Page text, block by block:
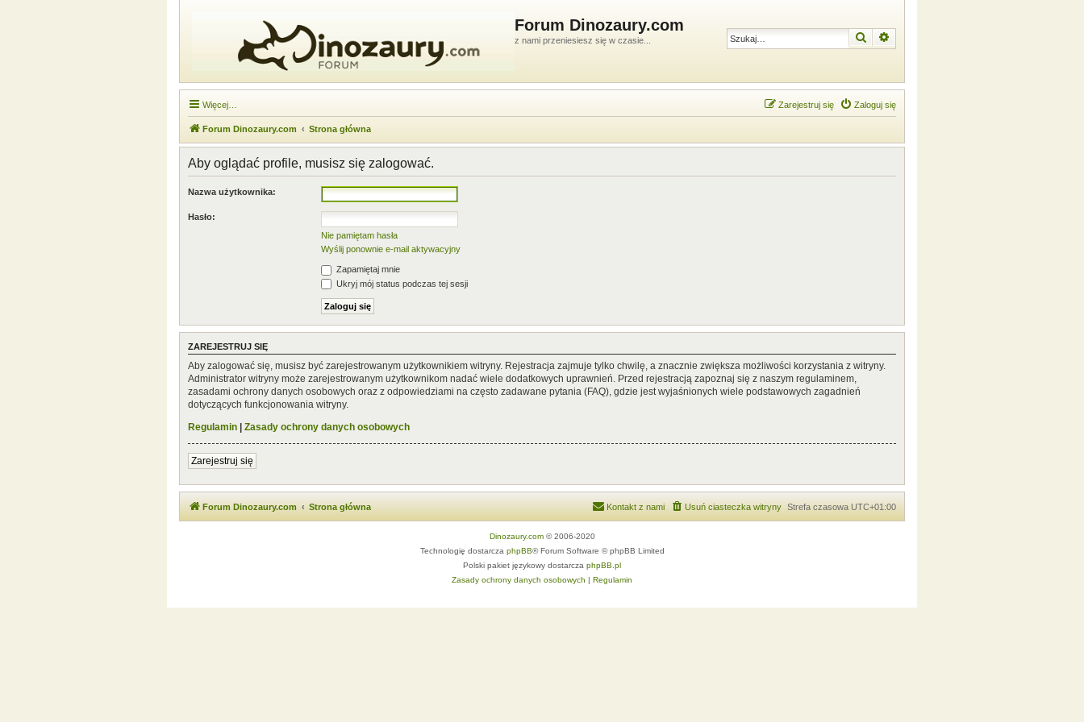
Forum Dinozaury.com
z nami przeniesiesz się w czasie... Szukaj
Więcej… Zaloguj się
Zarejestruj się
Forum Dinozaury.com Strona główna
Aby oglądać profile, musisz się zalogować.
Nazwa użytkownika:
Hasło:
Nie pamiętam hasła
Wyślij ponownie e-mail aktywacyjny
Zapamiętaj mnie
Ukryj mój status podczas tej sesji
ZAREJESTRUJ SIĘ
Aby zalogować się, musisz być zarejestrowanym użytkownikiem witryny. Rejestracja zajmuje tylko chwilę, a znacznie zwiększa możliwości korzystania z witryny.
Administrator witryny może zarejestrowanym użytkownikom nadać wiele dodatkowych uprawnień. Przed rejestracją zapoznaj się z naszym regulaminem,
zasadami ochrony danych osobowych oraz z odpowiedziami na często zadawane pytania (FAQ), gdzie jest wyjaśnionych wiele podstawowych zagadnień
dotyczących funkcjonowania witryny.
Regulamin | Zasady ochrony danych osobowych
Zarejestruj się
Forum Dinozaury.com Strona główna Strefa czasowa UTC+01:00
Usuń ciasteczka witryny
Kontakt z nami
Dinozaury.com© 2006-2020
Technologię dostarcza phpBB® Forum Software © phpBB Limited
Polski pakiet językowy dostarcza phpBB.pl
Zasady ochrony danych osobowych | Regulamin